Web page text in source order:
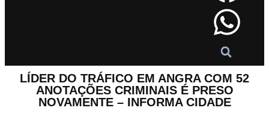
LÍDER DO TRÁFICO EM ANGRA COM 52
ANOTAÇÕES CRIMINAIS É PRESO
NOVAMENTE – INFORMA CIDADE